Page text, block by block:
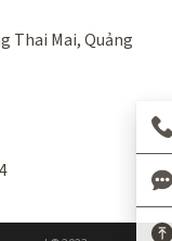
Thai Mai, Quảng